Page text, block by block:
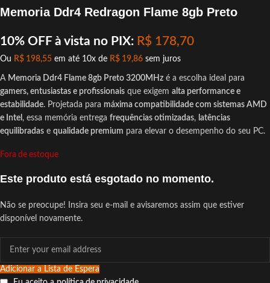
Memoria Ddr4 Redragon Flame 8gb Preto
10% OFF à vista no PIX: R$ 178,70
Ou R$ 198,55 em até 10x de R$ 19,86 sem juros
A Memoria Ddr4 Flame 8gb Preto 3200MHz é a escolha ideal para
gamers, entusiastas e profissionais que exigem alta performance e
estabilidade. Projetada para máxima compatibilidade com sistemas AMD
e Intel , essa memória entrega frequências otimizadas, latências
equilibradas e qualidade premium para elevar o desempenho do seu PC.
Fora de estoque
Este produto está esgotado no momento.
Não se preocupe! Insira seu e-mail e avisaremos assim que estiver
disponível novamente.
Adicionar a Lista de Espera